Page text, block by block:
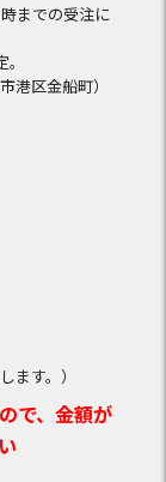
までの受注に
港区金船町）
ます。）
で、金額が